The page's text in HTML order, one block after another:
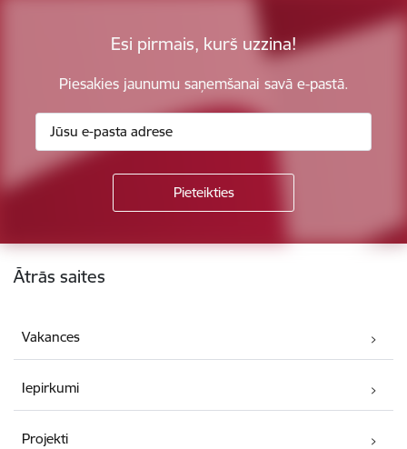
Esi pirmais, kurš uzzina!
Piesakies jaunumu saņemšanai savā e-pastā.
Kājene
Ātrās saites
Vakances
Iepirkumi
Projekti